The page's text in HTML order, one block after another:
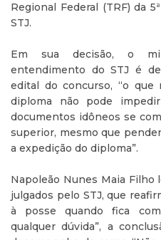
Regional Federal (TRF) da
STJ.
Em sua decisão, o
entendimento do STJ é
edital do concurso, “o
diploma não pode
documentos idôneos se
superior, mesmo que
a expedição do diploma”.
Napoleão Nunes Maia Filho
julgados pelo STJ, que
à posse quando fica
qualquer dúvida”, a